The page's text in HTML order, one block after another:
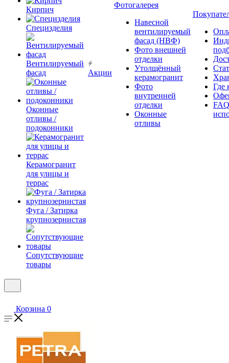
Кирпич
Специзделия
Вентилируемый
фасад
Оконные
отливы /
подоконники
Керамогранит
для улицы и
террас
Фуга / Затирка
крупнозернистая
Сопутствующие
товары
Акции
Фотогалерея
Навесной
вентилируемый
фасад (НВФ)
Фото внешней
отделки
Утолщённый
керамогранит
Фото
внутренней
отделки
Оконные
отливы
Где
Корзина 0